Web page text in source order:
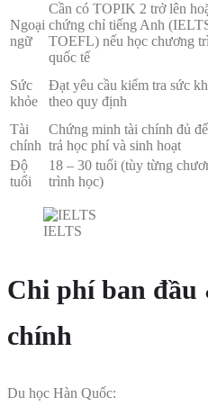
Ngoại
ngữ
Cần có TOPIK 2 trở lên
chứng chỉ tiếng Anh
TOEFL) nếu học chương
quốc tế
Sức
khỏe
Đạt yêu cầu kiểm tra sức
theo quy định
Tài
chính
Chứng minh tài chính đủ
trả học phí và sinh hoạt
Độ
tuổi
18 – 30 tuổi (tùy từng
trình học)
IELTS
Chi phí ban
chính
Du học Hàn Quốc: